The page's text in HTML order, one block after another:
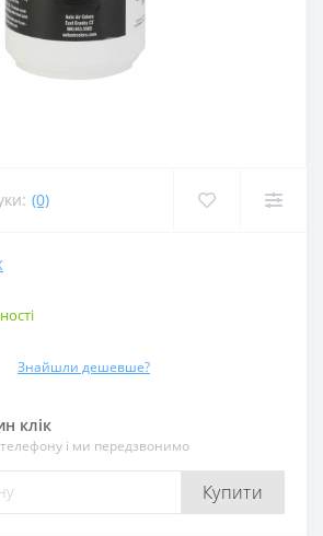
(0)
Знайшли дешевше?
клік
і ми передзвонимо
Купити